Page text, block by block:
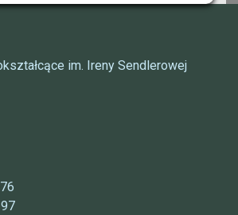
im. Ireny Sendlerowej